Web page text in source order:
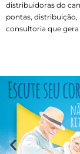
distribuidoras do
pontas, distribuição,
consultoria que